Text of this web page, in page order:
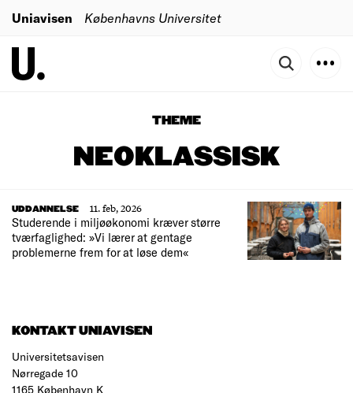
Uniavisen Københavns Universitet
THEME
NEOKLASSISK
UDDANNELSE
11. feb, 2026
Studerende i miljøøkonomi kræver større
tværfaglighed: »Vi lærer at gentage
problemerne frem for at løse dem«
KONTAKT UNIAVISEN
Universitetsavisen
Nørregade 10
1165 København K